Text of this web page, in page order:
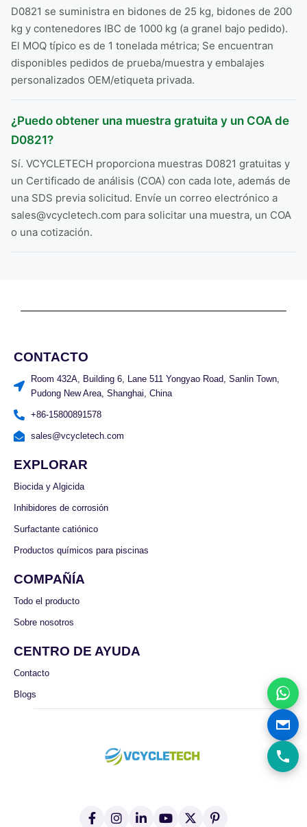
D0821 se suministra en bidones de 25 kg, bidones de 200
kg y contenedores IBC de 1000 kg (a granel bajo pedido).
El MOQ típico es de 1 tonelada métrica; Se encuentran
disponibles pedidos de prueba/muestra y embalajes
personalizados OEM/etiqueta privada.
¿Puedo obtener una muestra gratuita y un COA de
D0821?
Sí. VCYCLETECH proporciona muestras D0821 gratuitas y
un Certificado de análisis (COA) con cada lote, además de
una SDS previa solicitud. Envíe un correo electrónico a
sales@vcycletech.com para solicitar una muestra, un COA
o una cotización.
CONTACTO
Room 432A, Building 6, Lane 511 Yongyao Road, Sanlin Town,
Pudong New Area, Shanghai, China
+86-15800891578
sales@vcycletech.com
EXPLORAR
Biocida y Algicida
Inhibidores de corrosión
Surfactante catiónico
Productos químicos para piscinas
COMPAÑÍA
Todo el producto
Sobre nosotros
CENTRO DE AYUDA
Contacto
Blogs
f
a
I
n
i
Y
o
X
(
P
i